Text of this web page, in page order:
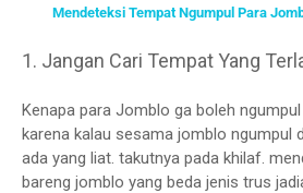
Mendeteksi Tempat Ngumpul Para
1. Jangan Cari Tempat Yang
Kenapa para Jomblo ga boleh
karena kalau sesama jomblo ngumpul
ada yang liat. takutnya pada khilaf.
bareng jomblo yang beda jenis trus